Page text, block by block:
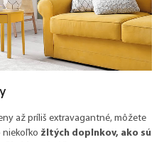
až príliš extravagantné, môžete
niekoľko žltých doplnkov, ako sú